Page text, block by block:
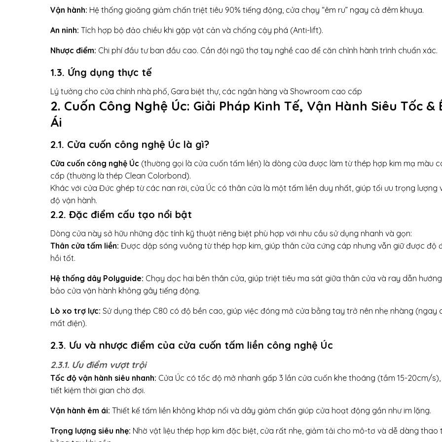
Vận hành: Hệ thống gioăng giảm chấn triệt tiêu 90% tiếng động, cửa chạy “êm ru” ngay cả đêm khuya.
An ninh: Tích hợp bộ đảo chiều khi gặp vật cản và chống cậy phá (Anti-lift).
Nhược điểm: Chi phí đầu tư ban đầu cao. Cần đội ngũ thợ tay nghề cao để căn chỉnh hành trình chuẩn xác.
1.3. Ứng dụng thực tế
Lý tưởng cho cửa chính nhà phố, Gara biệt thự, các ngân hàng và Showroom cao cấp
2. Cuốn Công Nghệ Úc: Giải Pháp Kinh Tế, Vận Hành Siêu Tốc &
Ái
2.1. Cửa cuốn công nghệ Úc là gì?
Cửa cuốn công nghệ Úc (thường gọi là cửa cuốn tấm liền) là dòng cửa được làm từ thép hợp kim mạ màu
cấp (thường là thép Clean Colorbond).
Khác với cửa Đức ghép từ các nan rời, cửa Úc có thân cửa là một tấm liền duy nhất, giúp tối ưu trọng lượng
độ vận hành.
2.2. Đặc điểm cấu tạo nổi bật
Dòng cửa này sở hữu những đặc tính kỹ thuật riêng biệt phù hợp với nhu cầu sử dụng nhanh và gọn:
Thân cửa tấm liền: Được dập sóng vuông từ thép hợp kim, giúp thân cửa cứng cáp nhưng vẫn giữ được độ
hồi tốt.
Hệ thống dây Polyguide: Chạy dọc hai bên thân cửa, giúp triệt tiêu ma sát giữa thân cửa và ray dẫn
bảo cửa vận hành không gây tiếng động.
Lò xo trợ lực: Sử dụng thép C80 có độ bền cao, giúp việc đóng mở cửa bằng tay trở nên nhẹ nhàng (ngay
mất điện).
2.3. Ưu và nhược điểm của cửa cuốn tấm liền công nghệ Úc
2.3.1. Ưu điểm vượt trội
Tốc độ vận hành siêu nhanh: Cửa Úc có tốc độ mở nhanh gấp 3 lần cửa cuốn khe thoáng (tầm 15-20cm/s),
tiết kiệm thời gian chờ đợi.
Vận hành êm ái: Thiết kế tấm liền không khớp nối và dây giảm chấn giúp cửa hoạt động gần như im lặng.
Trọng lượng siêu nhẹ: Nhờ vật liệu thép hợp kim đặc biệt, cửa rất nhẹ, giảm tải cho mô-tơ và dễ dàng thao